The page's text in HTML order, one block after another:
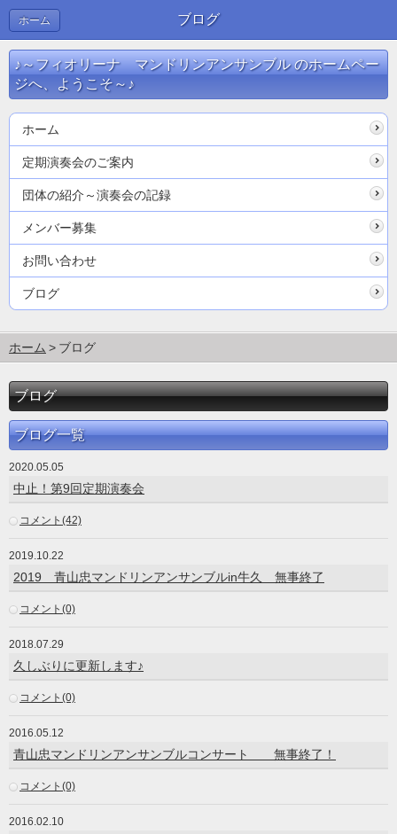
ブログ
ホーム
♪～フィオリーナ マンドリンアンサンブル のホームペー
ジへ、ようこそ～♪
ホーム
定期演奏会のご案内
団体の紹介～演奏会の記録
メンバー募集
お問い合わせ
ブログ
ホーム ブログ
ブログ
ブログ一覧
2020.05.05
中止！第9回定期演奏会
コメント(42)
2019.10.22
2019 青山忠マンドリンアンサンブルin牛久 無事終了
コメント(0)
2018.07.29
久しぶりに更新します♪
コメント(0)
2016.05.12
青山忠マンドリンアンサンブルコンサート 無事終了！
コメント(0)
2016.02.10